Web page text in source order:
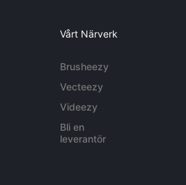
Vårt Närverk
Brusheezy
Vecteezy
Videezy
Bli en
leverantör